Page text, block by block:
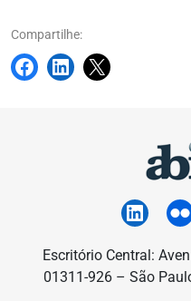
Compartilhe:
Escritório Central:
01311-926 – São